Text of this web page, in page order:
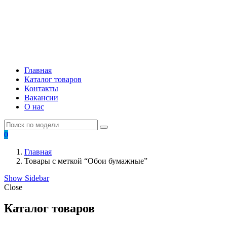
Главная
Каталог товаров
Контакты
Вакансии
О нас
0
Главная
Товары с меткой “Обои бумажные”
Show Sidebar
Close
Каталог товаров